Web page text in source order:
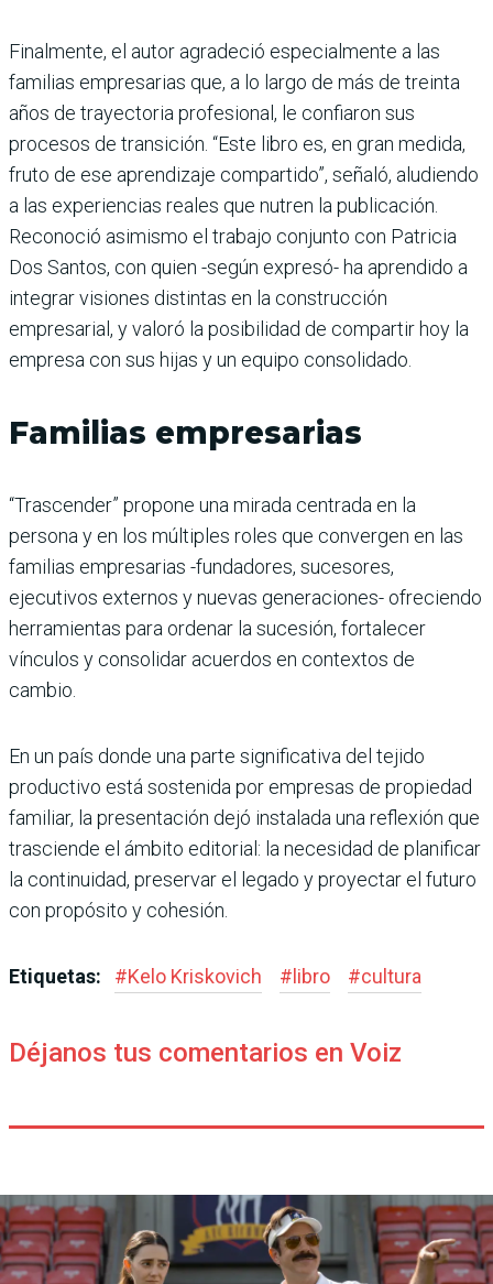
Finalmente, el autor agradeció especialmente a las
familias empresarias que, a lo largo de más de treinta
años de trayectoria profesional, le confiaron sus
procesos de transición. “Este libro es, en gran medida,
fruto de ese aprendizaje compartido”, señaló, aludiendo
a las experiencias reales que nutren la publicación.
Reconoció asimismo el trabajo conjunto con Patricia
Dos Santos, con quien -según expresó- ha aprendido a
integrar visiones distintas en la construcción
empresarial, y valoró la posibilidad de compartir hoy la
empresa con sus hijas y un equipo consolidado.
Familias empresarias
“Trascender” propone una mirada centrada en la
persona y en los múltiples roles que convergen en las
familias empresarias -fundadores, sucesores,
ejecutivos externos y nuevas generaciones- ofreciendo
herramientas para ordenar la sucesión, fortalecer
vínculos y consolidar acuerdos en contextos de
cambio.
En un país donde una parte significativa del tejido
productivo está sostenida por empresas de propiedad
familiar, la presentación dejó instalada una reflexión que
trasciende el ámbito editorial: la necesidad de planificar
la continuidad, preservar el legado y proyectar el futuro
con propósito y cohesión.
Etiquetas: #Kelo Kriskovich # libro #cultura
Déjanos tus comentarios en Voiz